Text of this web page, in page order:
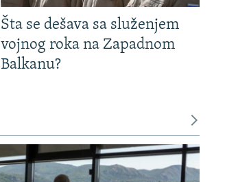
Šta se dešava sa služenjem
vojnog roka na Zapadnom
Balkanu?